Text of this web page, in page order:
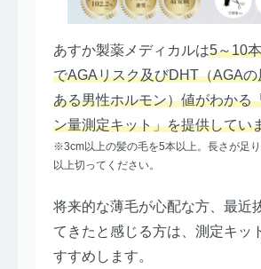
あすか製薬メディカルは5～10
でAGAリスク及びDHT（AGA
ある男性ホルモン）値がわかる
ン量測定キット」を提供してい
※3cm以上の髪の毛を5本以上。長さが足
以上切ってください。
将来的な薄毛が心配な方、最近
てきたと感じる方は、測定キッ
すすめします。